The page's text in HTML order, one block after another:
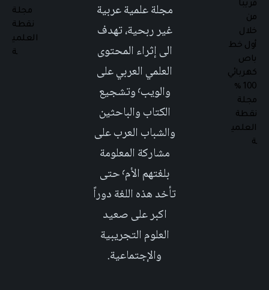
مجلة علمية عربية
غير ربحية، تهدف
الى إثراء المحتوى
العلمي العربي على
والويب٬ وتشجيع
الكتاب والباحثين
والشباب العرب على
مشاركة المعلومة
بلغتهم الأم٬ حتى
تأخد هذه اللغة دوراً
اكبر على صعيد
العلوم التجريبية
والإجتماعية.